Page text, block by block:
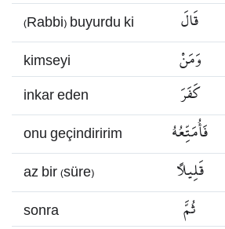
(Rabbi) buyurdu ki قَالَ
kimseyi وَمَنْ
inkar eden كَفَرَ
onu geçindiririm فَأُمَتِّعُهُ
az bir (süre) قَلِيلًا
sonra
ثُمَّ